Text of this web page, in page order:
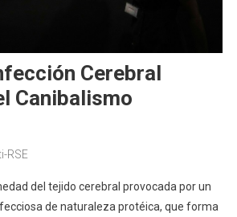
Cerebral
Canibalismo
RSE
del tejido cerebral provocada por un
de naturaleza protéica, que forma